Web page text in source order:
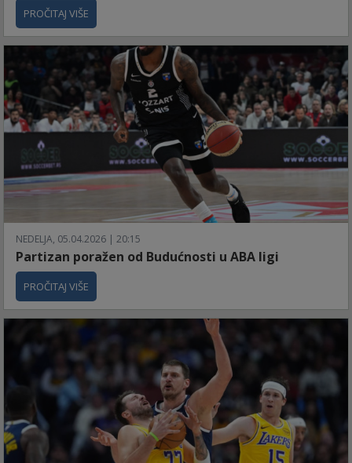
PROČITAJ VIŠE
NEDELJA, 05.04.2026 | 20:15
Partizan poražen od Budućnosti u ABA ligi
PROČITAJ VIŠE